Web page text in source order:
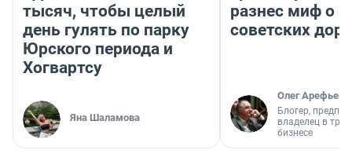
тысяч, чтобы целый
день гулять по парку
Юрского периода и
Хогвартсу
Яна Шаламова
разнес миф о
советских
Олег Арефьев
Блогер,
владелец в
бизнесе